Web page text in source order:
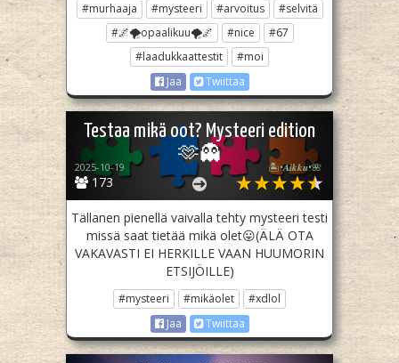
#murhaaja
#mysteeri #arvoitus
#selvitä
#🌌🌪opaalikuu🌪🌌
#nice
#67
#laadukkaattestit
#moi
Jaa
Twiittaa
Testaa mikä oot? Mysteeri edition
🫶👻
173
2025-10-19 🏝️•𝑨𝒊𝒌𝒌𝒖•🌺
Tällanen pienellä vaivalla tehty mysteeri testi
missä saat tietää mikä olet😛(ÄLÄ OTA
VAKAVASTI EI HERKILLE VAAN HUUMORIN
ETSIJÖILLE)
#mysteeri #mikäolet
#xdlol
Jaa
Twiittaa